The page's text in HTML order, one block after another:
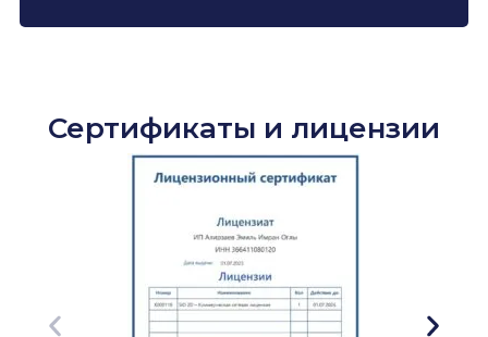
Сертификаты и лицензии